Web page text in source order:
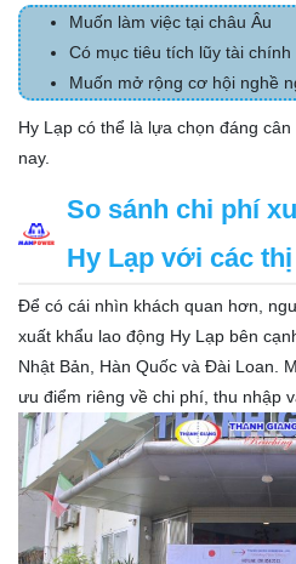
Muốn làm việc tại châu Âu
Có mục tiêu tích lũy tài chính
Muốn mở rộng cơ hội nghề
Hy Lạp có thể là lựa chọn đáng
nay.
So sánh chi phí
Hy Lạp với các
Để có cái nhìn khách quan hơn,
xuất khẩu lao động Hy Lạp bên
Nhật Bản, Hàn Quốc và Đài Loan.
ưu điểm riêng về chi phí, thu nhập